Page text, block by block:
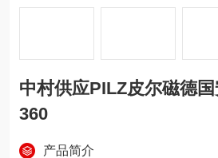
中村供应PILZ皮尔磁德
360
产品简介